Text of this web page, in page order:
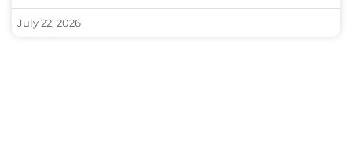
July 22, 2026